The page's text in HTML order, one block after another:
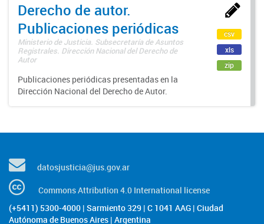
Derecho de autor.
Publicaciones periódicas
Ministerio de Justicia. Subsecretaría de Asuntos
Registrales. Dirección Nacional del Derecho de
Autor
Publicaciones periódicas presentadas en la
Dirección Nacional del Derecho de Autor.
csv
xls
zip
datosjusticia@jus.gov.ar
Commons Attribution 4.0 International license
(+5411) 5300-4000 | Sarmiento 329 | C 1041 AAG | Ciudad
Autónoma de Buenos Aires | Argentina